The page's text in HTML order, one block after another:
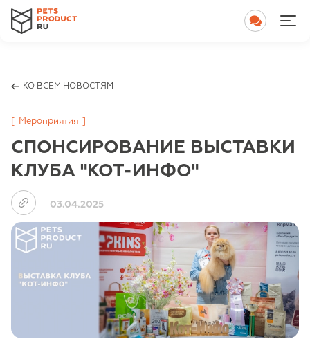
КО ВСЕМ НОВОСТЯМ
Мероприятия
СПОНСИРОВАНИЕ ВЫСТАВКИ
КЛУБА "КОТ-ИНФО"
03.04.2025